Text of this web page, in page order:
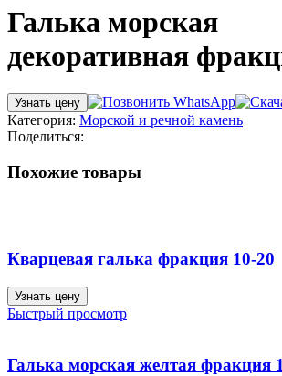
Галька морская
декоративная
Узнать цену
Категория: Морской и речной камень
Поделиться:
Похожие товары
Кварцевая галька фракция 10-20
Узнать цену
Быстрый просмотр
Галька морская желтая фракция